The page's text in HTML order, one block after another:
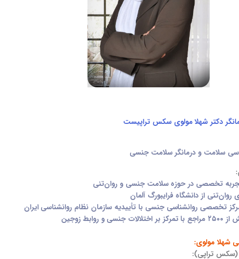
دکتر شهلا مولوی سکس تراپیست
سلامت و درمانگر سلامت جنسی
در حوزه سلامت جنسی و روان‌تنی
روان‌تنی از دانشگاه فرایبورگ آلمان
مرکز تخصصی روانشناسی جنسی با تأییدیه سازمان نظام روانشناسی ایران
مراجع
با تمرکز بر اختلالات جنسی و روابط زوجین
شهلا مولوی: